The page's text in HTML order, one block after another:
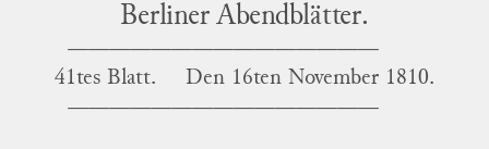
Berliner Abendblätter.
41tes Blatt. Den16ten November 1810.